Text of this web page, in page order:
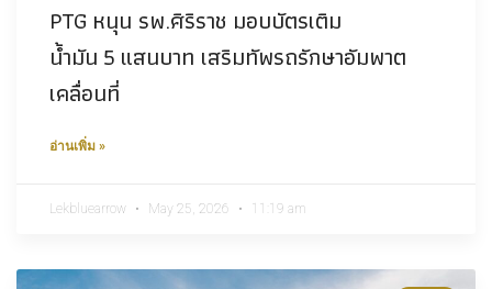
PTG หนุน รพ.ศิริราช มอบบัตรเติม
น้ำมัน 5 แสนบาท เสริมทัพรถรักษาอัมพาต
เคลื่อนที่
อ่านเพิ่ม »
Lekbluearrow May 25, 2026 11:19 am